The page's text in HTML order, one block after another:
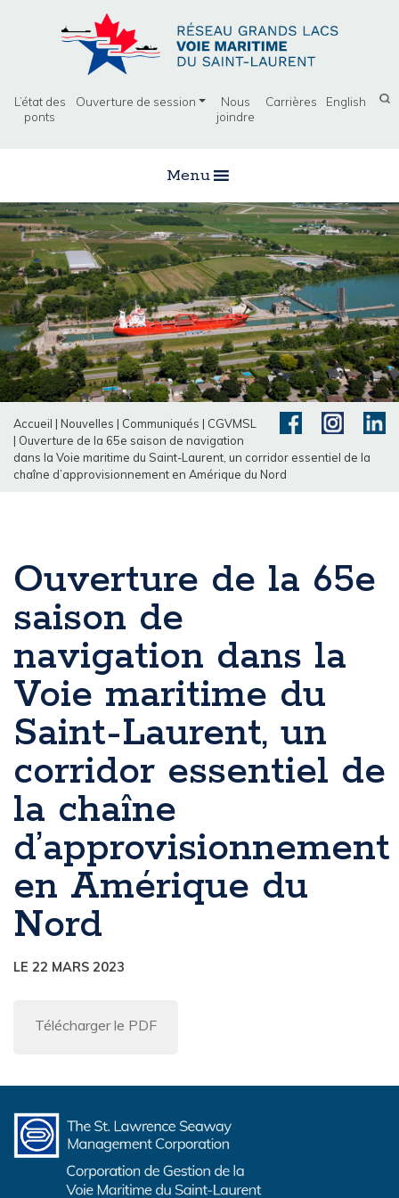
L’état des
ponts
Ouverture de session
Nous
joindre
Carrières English
Menu
Accueil | Nouvelles | Communiqués | CGVMSL
| Ouverture de la 65e saison de navigation
dans la Voie maritime du Saint-Laurent, un corridor essentiel de la
chaîne d’approvisionnement en Amérique du Nord
Ouverture de la 65e
saison de
navigation dans la
Voie maritime du
Saint-Laurent, un
corridor essentiel de
la chaîne
d’approvisionnement
en Amérique du
Nord
LE 22 MARS 2023
Télécharger le PDF